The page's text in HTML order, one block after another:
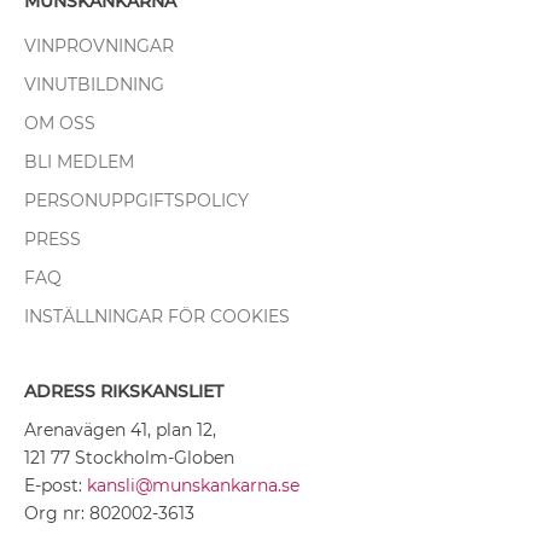
VINPROVNINGAR
VINUTBILDNING
OM OSS
BLI MEDLEM
PERSONUPPGIFTSPOLICY
PRESS
FAQ
INSTÄLLNINGAR FÖR COOKIES
ADRESS RIKSKANSLIET
Arenavägen 41, plan 12,
121 77 Stockholm-Globen
E-post: kansli@munskankarna.se
Org nr: 802002-3613